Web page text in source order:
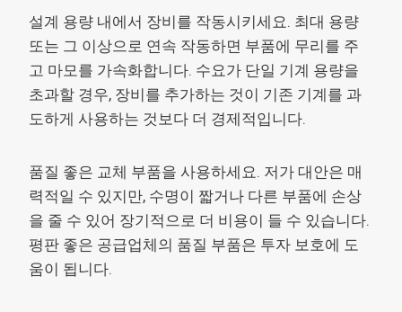
설계 용량 내에서 장비를 작동시키세요. 최대 용량
또는 그 이상으로 연속 작동하면 부품에 무리를 주
고 마모를 가속화합니다. 수요가 단일 기계 용량을
초과할 경우, 장비를 추가하는 것이 기존 기계를 과
도하게 사용하는 것보다 더 경제적입니다.
품질 좋은 교체 부품을 사용하세요. 저가 대안은 매
력적일 수 있지만, 수명이 짧거나 다른 부품에 손상
을 줄 수 있어 장기적으로 더 비용이 들 수 있습니다.
평판 좋은 공급업체의 품질 부품은 투자 보호에 도
움이 됩니다.